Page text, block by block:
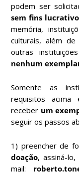
podem ser
sem fins
memória,
culturais, além
outras
nenhum
Somente as
requisitos acima
receber um
seguir os passos
1) preencher de
doação, assiná-
mail: